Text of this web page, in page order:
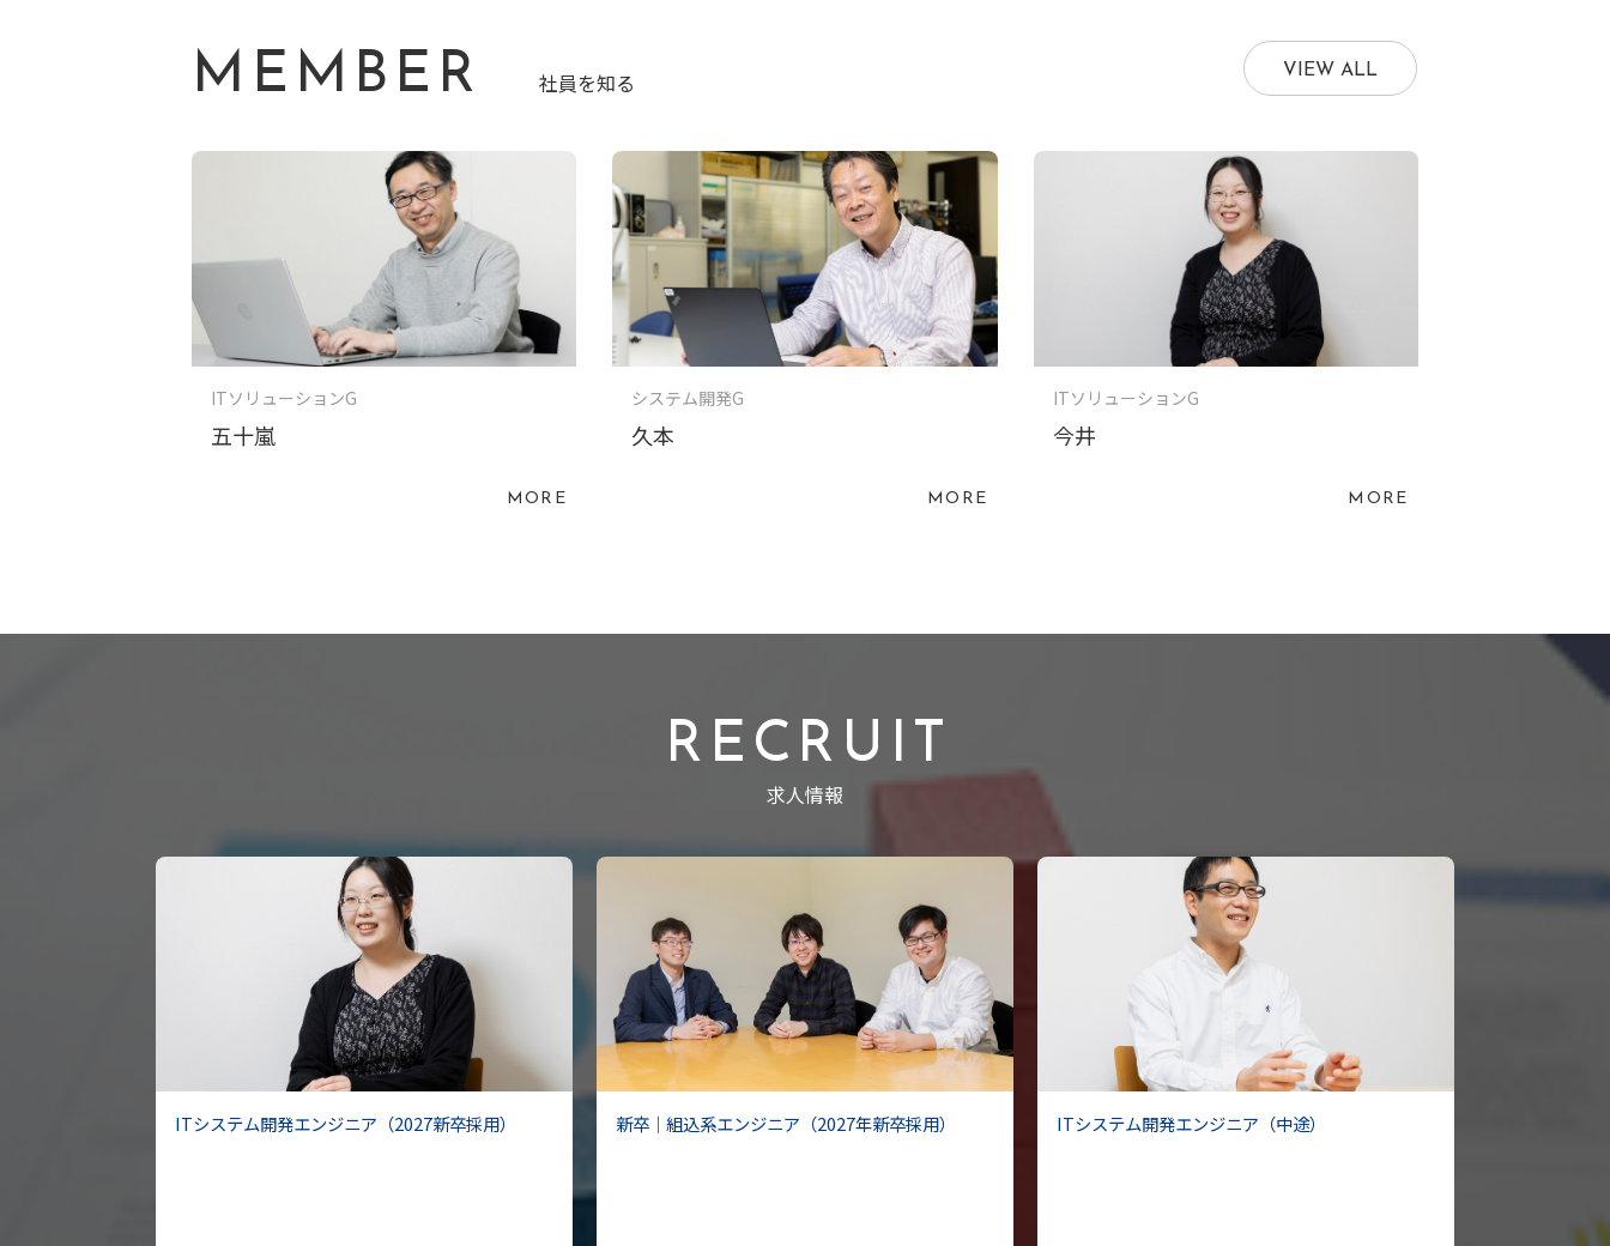
MEMBER 社員を知る
ITソリューションG
五十嵐
MORE
システム開発G
久本
MORE
ITソリューションG
今井
MORE
VIEW ALL
RECRUIT
求人情報
ITシステム開発エンジニア（2027新卒採用） 新卒｜組込系エンジニア（2027年新卒採用） ITシステム開発エンジニア（中途）